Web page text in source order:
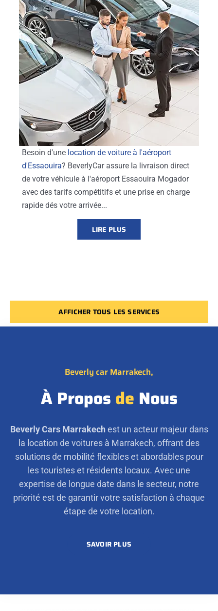
Besoin d'une location de voiture à l'aéroport
d'Essaouira? BeverlyCar assure la livraison direct
de votre véhicule à l'aéroport Essaouira Mogador
avec des tarifs compétitifs et une prise en charge
rapide dés votre arrivée...
LIRE PLUS
AFFICHER TOUS LES SERVICES
Beverly car Marrakech,
À Propos de Nous
Beverly Cars Marrakechest un acteur majeur dans
la location de voitures à Marrakech, offrant des
solutions de mobilité flexibles et abordables pour
les touristes et résidents locaux. Avec une
expertise de longue date dans le secteur, notre
priorité est de garantir votre satisfaction à chaque
étape de votre location.
SAVOIR PLUS